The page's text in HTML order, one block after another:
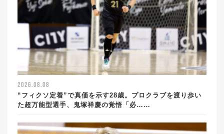
2026.08.08
“フィクソ定着”で真価を示す28歳。プロクラブを渡り歩い
た超万能型選手、鬼塚祥慶の覚悟「必……